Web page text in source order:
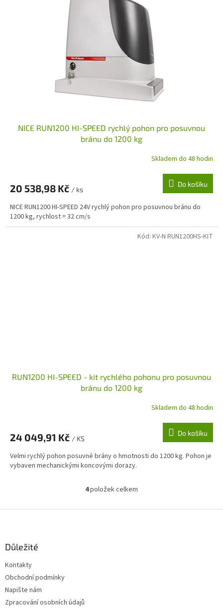
NICE RUN1200 HI-SPEED rychlý pohon pro posuvnou
bránu do 1200 kg
Skladem do 48 hodin
20 538,98 Kč / ks
Do košíku
NICE RUN1200 HI-SPEED 24V rychlý pohon pro posuvnou bránu do
1200 kg, rychlost = 32 cm/s
RUN1200 HI-SPEED - kit rychlého pohonu pro posuvnou
bránu do 1200 kg
Skladem do 48 hodin
24 049,91 Kč / KS
Do košíku
Velmi rychlý pohon posuvné brány o hmotnosti do 1200 kg. Pohon je
vybaven mechanickými koncovými dorazy.
Kód: KV-N RUN1200HS-KIT
O
l
4položek celkem
Důležité
Kontakty
Obchodní podmínky
Napište nám
Zpracování osobních údajů